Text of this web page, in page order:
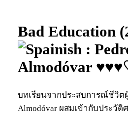
Bad Education
:
Almodóvar
บทเรียนจากประสบการณ์ชีวิต
Almodóvar ผสมเข้ากับประวัติ